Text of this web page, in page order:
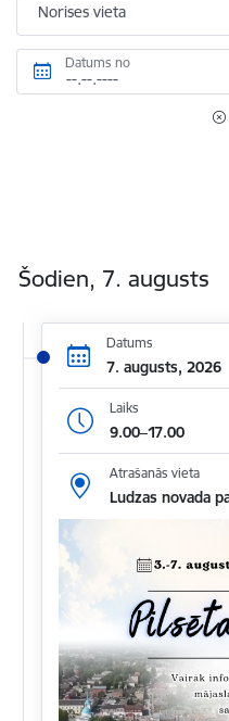
Norises vieta
Datums no
Šodien, 7. augusts
Datums
7. augusts, 2026
Laiks
9.00–17.00
Atrašanās vieta
Ludzas novada